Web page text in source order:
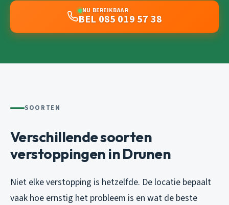
NU BEREIKBAAR
BEL 085 019 57 38
SOORTEN
Verschillende soorten
verstoppingen in Drunen
Niet elke verstopping is hetzelfde. De locatie bepaalt
vaak hoe ernstig het probleem is en wat de beste